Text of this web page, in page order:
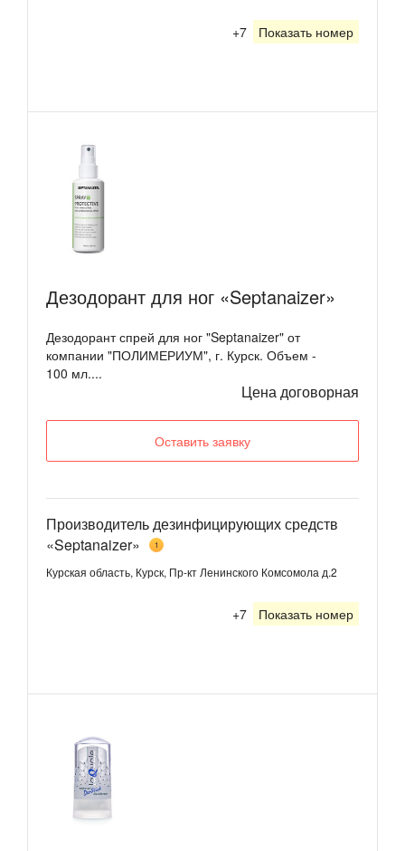
+7 Показать номер
Дезодорант для ног «Septanaizer»
Дезодорант спрей для ног "Septanaizer" от
компании "ПОЛИМЕРИУМ", г. Курск. Объем -
100 мл....
Цена договорная
Оставить заявку
Производитель дезинфицирующих средств
«Septanaizer»
1
Курская область, Курск, Пр-кт Ленинского Комсомола д.2
+7 Показать номер